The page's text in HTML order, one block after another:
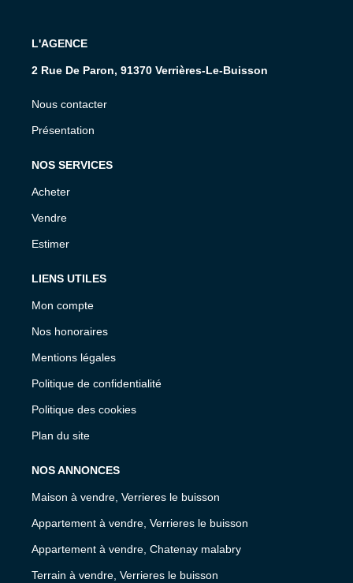
L'AGENCE
2 Rue De Paron, 91370 Verrières-Le-Buisson
Nous contacter
Présentation
NOS SERVICES
Acheter
Vendre
Estimer
LIENS UTILES
Mon compte
Nos honoraires
Mentions légales
Politique de confidentialité
Politique des cookies
Plan du site
NOS ANNONCES
Maison à vendre, Verrieres le buisson
Appartement à vendre, Verrieres le buisson
Appartement à vendre, Chatenay malabry
Terrain à vendre, Verrieres le buisson